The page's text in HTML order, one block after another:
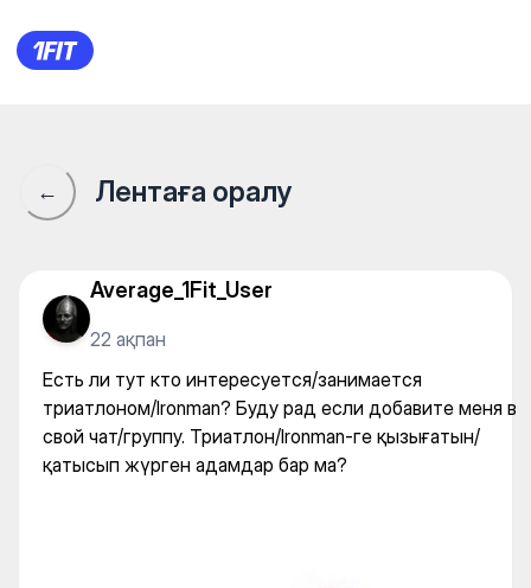
Есть ли тут кто
← Лентаға оралу
Average_1Fit_User
22 ақпан
Есть ли тут кто интересуется/занимается
триатлоном/Ironman? Буду рад если добавите меня в
свой чат/группу. Триатлон/Ironman-ге қызығатын/
қатысып жүрген адамдар бар ма?